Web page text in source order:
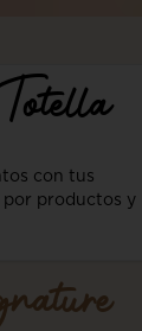
Totella
con tus
por productos y